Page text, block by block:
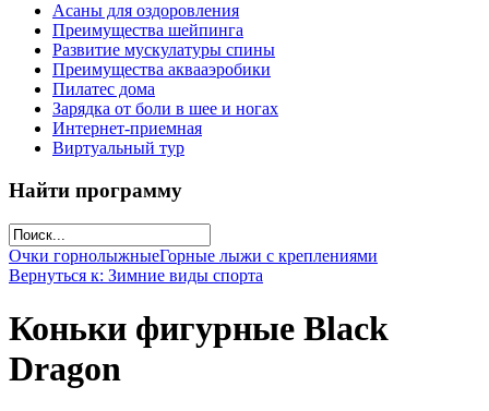
Асаны для оздоровления
Преимущества шейпинга
Развитие мускулатуры спины
Преимущества аквааэробики
Пилатес дома
Зарядка от боли в шее и ногах
Интернет-приемная
Виртуальный тур
Найти программу
Очки горнолыжныеГорные лыжи с креплениями
Вернуться к: Зимние виды спорта
Коньки фигурные Black
Dragon